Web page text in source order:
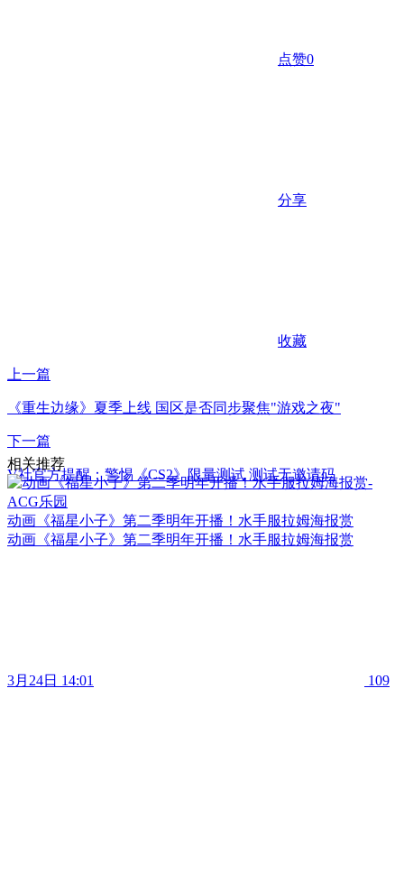
点赞0
分享
收藏
上一篇
《重生边缘》夏季上线 国区是否同步聚焦"游戏之夜"
下一篇
V社官方提醒：警惕《CS2》限量测试 测试无邀请码
相关推荐
动画《福星小子》第二季明年开播！水手服拉姆海报赏
动画《福星小子》第二季明年开播！水手服拉姆海报赏
3月24日 14:01 109